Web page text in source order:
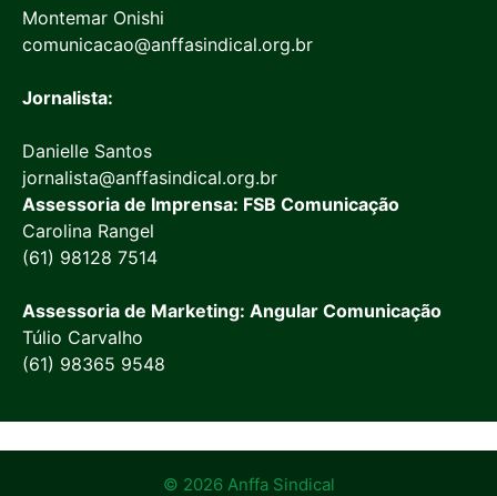
Montemar Onishi
comunicacao@anffasindical.org.br
Jornalista:
Danielle Santos
jornalista@anffasindical.org.br
Assessoria de Imprensa: FSB Comunicação
Carolina Rangel
(61) 98128 7514
Assessoria de Marketing: Angular Comunicação
Túlio Carvalho
(61) 98365 9548
© 2026 Anffa Sindical